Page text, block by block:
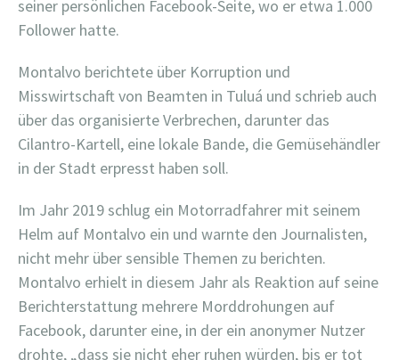
seiner persönlichen Facebook-Seite, wo er etwa 1.000
Follower hatte.
Montalvo berichtete über Korruption und
Misswirtschaft von Beamten in Tuluá und schrieb auch
über das organisierte Verbrechen, darunter das
Cilantro-Kartell, eine lokale Bande, die Gemüsehändler
in der Stadt erpresst haben soll.
Im Jahr 2019 schlug ein Motorradfahrer mit seinem
Helm auf Montalvo ein und warnte den Journalisten,
nicht mehr über sensible Themen zu berichten.
Montalvo erhielt in diesem Jahr als Reaktion auf seine
Berichterstattung mehrere Morddrohungen auf
Facebook, darunter eine, in der ein anonymer Nutzer
drohte, „dass sie nicht eher ruhen würden, bis er tot